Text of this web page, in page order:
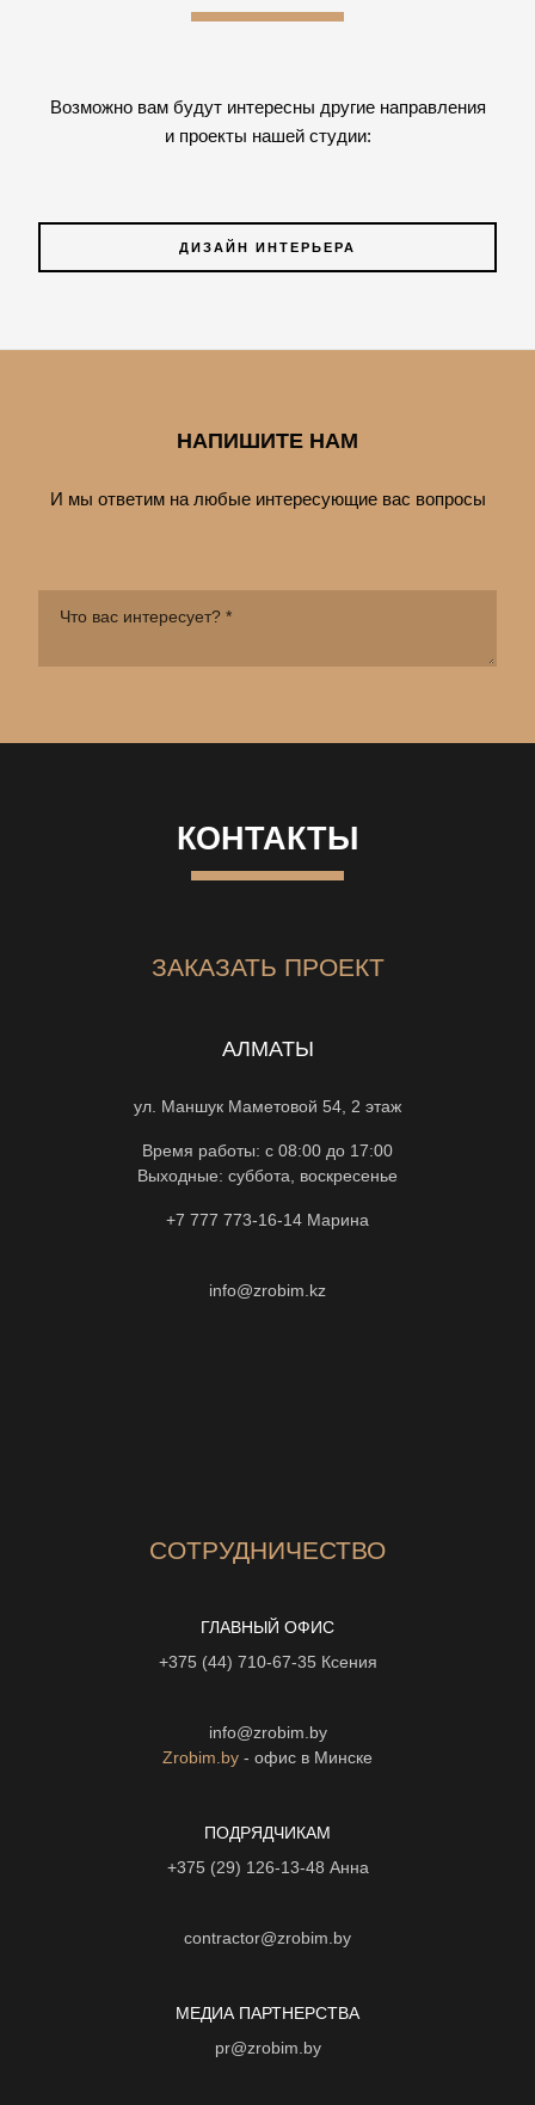
Возможно вам будут интересны другие направления
и проекты нашей студии:
ДИЗАЙН ИНТЕРЬЕРА
НАПИШИТЕ НАМ
И мы ответим на любые интересующие вас вопросы
КОНТАКТЫ
ЗАКАЗАТЬ ПРОЕКТ
АЛМАТЫ
ул. Маншук Маметовой 54, 2 этаж
Время работы: с 08:00 до 17:00
Выходные: суббота, воскресенье
+7 777 773-16-14 Марина
info@zrobim.kz
СОТРУДНИЧЕСТВО
ГЛАВНЫЙ ОФИС
+375 (44) 710-67-35 Ксения
info@zrobim.by
Zrobim.by - офис в Минске
ПОДРЯДЧИКАМ
+375 (29) 126-13-48 Анна
contractor@zrobim.by
МЕДИА ПАРТНЕРСТВА
pr@zrobim.by